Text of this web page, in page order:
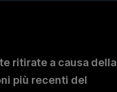
ritirate a causa della
più recenti del